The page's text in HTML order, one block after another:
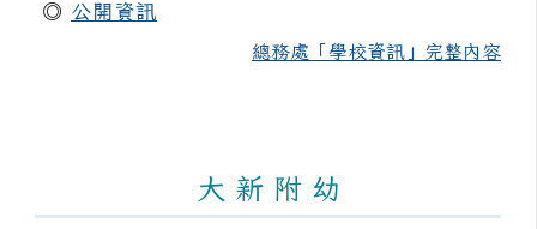
◎ 公開資訊
總務處「學校資訊」完整內容
大 新 附 幼